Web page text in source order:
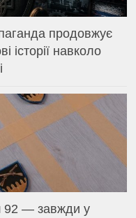
продовжує
історії навколо
92 — завжди у